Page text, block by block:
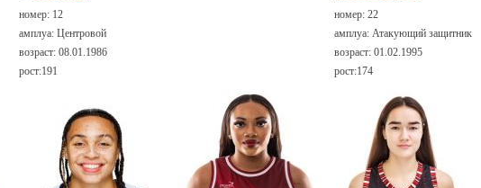
номер: 12
амплуа: Центровой
возраст: 08.01.1986
рост:191
номер: 22
амплуа: Атакующий защитник
возраст: 01.02.1995
рост:174